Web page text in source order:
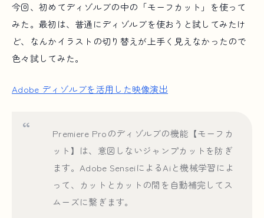
今回、初めてディゾルブの中の「モーフカット」を使って
みた。最初は、普通にディゾルブを使おうと試してみたけ
ど、なんかイラストの切り替えが上手く見えなかったので
色々試してみた。
Adobe ディゾルブを活用した映像演出
Premiere Proのディゾルブの機能【モーフカ
ット】は、意図しないジャンプカットを防ぎ
ます。Adobe SenseiによるAiと機械学習によ
って、カットとカットの間を自動補完してス
ムーズに繋ぎます。